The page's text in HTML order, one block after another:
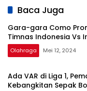
Asal Korea
Selatan
Baca Juga
Gara-gara Como
Timnas Indonesia Vs
Olahraga Mei 12, 2024
Ada VAR di Liga 1,
Kebangkitan Sepak